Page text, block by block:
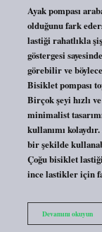
Ayak pompası
olduğunu fark
lastiği rahatlıkla
göstergesi
görebilir ve
Bisiklet pompası
Birçok şeyi hızlı
minimalist
kullanımı
bir şekilde
Çoğu bisiklet
ince lastikler için
Devamını okuyun